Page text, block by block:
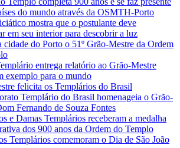
do mundo através da OSMTH-Porto
mostra que o postulante deve
em seu interior para descobrir a luz
cidade do Porto o 51º Grão-Mestre da Ordem
entrega relatório ao Grão-Mestre
exemplo para o mundo
felicita os Templários do Brasil
Templário do Brasil homenageia o Grão-
Fernando de Souza Fontes
e Damas Templários receberam a medalha
dos 900 anos da Ordem do Templo
Templários comemoram o Dia de São João